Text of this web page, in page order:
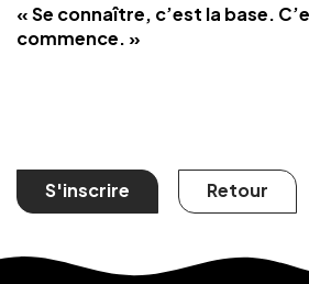
« Se connaître, c’est la base.
commence. »
S'inscrire Retour